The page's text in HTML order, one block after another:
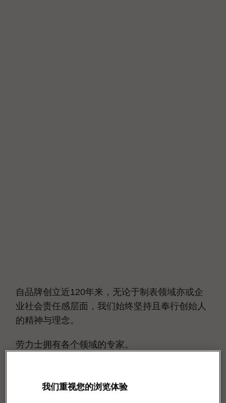
自品牌创立近120年来，无论于制表领域亦或企
业社会责任感层面，我们始终坚持且奉行创始人
的精神与理念。
劳力士拥有各个领域的专家。
我们重视您的浏览体验